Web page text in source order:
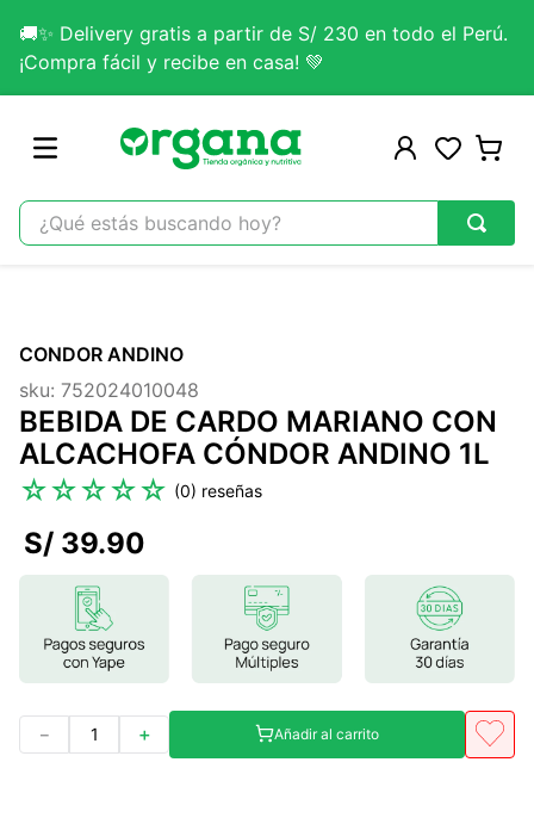
🚚✨ Delivery gratis a partir de S/ 230 en todo el Perú.
¡Compra fácil y recibe en casa! 💚
¿Qué estás buscando hoy?
2.
citrato magnesio
3.
colageno
4
kefir
5 .
glicinato magnesio
magnesio
9.
stevia
CONDOR ANDINO
sku: 752024010048
BEBIDA DE CARDO MARIANO CON
ALCACHOFA CÓNDOR ANDINO 1L
☆☆☆☆☆ (0)
S/ 39.90
＋
－ Añadir al carrito